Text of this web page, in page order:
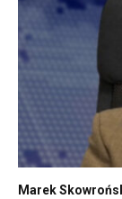
Marek